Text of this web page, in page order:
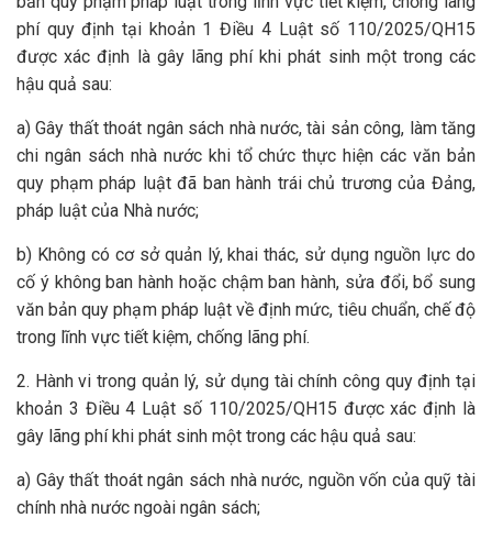
phí quy định tại khoản 1 Điều 4 Luật số 110/2025/QH15
được xác định là gây lãng phí khi phát sinh một trong các
hậu quả sau:
a) Gây thất thoát ngân sách nhà nước, tài sản công, làm tăng
chi ngân sách nhà nước khi tổ chức thực hiện các văn bản
quy phạm pháp luật đã ban hành trái chủ trương của Đảng,
pháp luật của Nhà nước;
b) Không có cơ sở quản lý, khai thác, sử dụng nguồn lực do
cố ý không ban hành hoặc chậm ban hành, sửa đổi, bổ sung
văn bản quy phạm pháp luật về định mức, tiêu chuẩn, chế độ
trong lĩnh vực tiết kiệm, chống lãng phí.
2. Hành vi trong quản lý, sử dụng tài chính công quy định tại
khoản 3 Điều 4 Luật số 110/2025/QH15 được xác định là
gây lãng phí khi phát sinh một trong các hậu quả sau:
a) Gây thất thoát ngân sách nhà nước, nguồn vốn của quỹ tài
chính nhà nước ngoài ngân sách;